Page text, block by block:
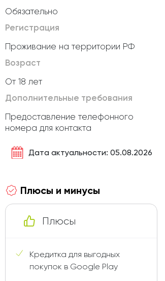
Обязательно
Регистрация
Проживание на территории РФ
Возраст
От 18 лет
Дополнительные требования
Предоставление телефонного
номера для контакта
Дата актуальности: 05.08.2026
Плюсы и минусы
Плюсы
Кредитка для выгодных
покупок в Google Play